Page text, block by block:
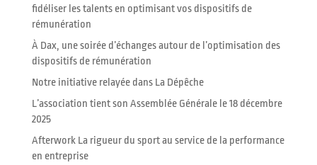
fidéliser les talents en optimisant vos dispositifs de
rémunération
À Dax, une soirée d’échanges autour de l’optimisation des
dispositifs de rémunération
Notre initiative relayée dans La Dépêche
L’association tient son Assemblée Générale le 18 décembre
2025
Afterwork La rigueur du sport au service de la performance
en entreprise